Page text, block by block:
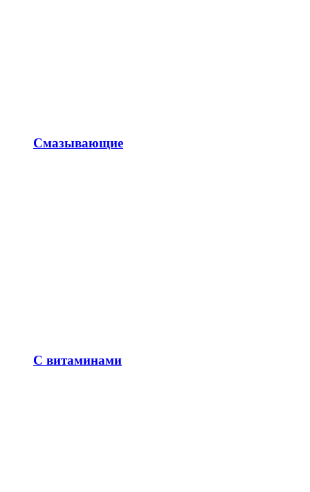
Смазывающие
С витаминами